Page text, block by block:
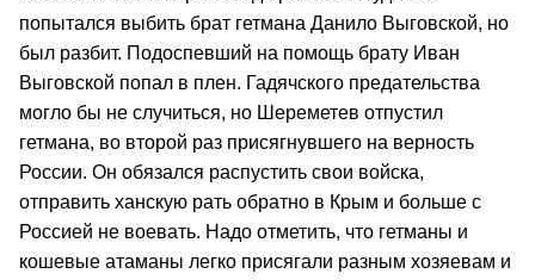
попытался выбить брат гетмана Данило Выговской, но
был разбит. Подоспевший на помощь брату Иван
Выговской попал в плен. Гадячского предательства
могло бы не случиться, но Шереметев отпустил
гетмана, во второй раз присягнувшего на верность
России. Он обязался распустить свои войска,
отправить ханскую рать обратно в Крым и больше с
Россией не воевать. Надо отметить, что гетманы и
кошевые атаманы легко присягали разным хозяевам и